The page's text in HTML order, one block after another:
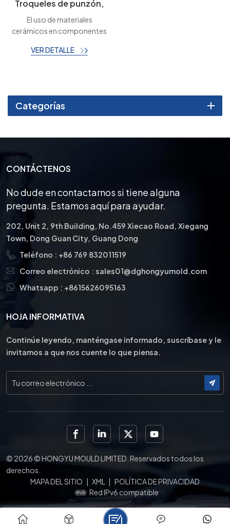
Troqueles de punzón,
fabricante de
estampado de metal,
personalizadas
El uso de materiales
cerámicos en componentes
ofrece beneficios como una
menor mantenimiento y
tiempo de inactividad, una
conductividad eléctrica.
VER DETALLE
Categorías
CONTÁCTENOS
No dude en contactarnos si tiene alguna
pregunta. Estamos aquí para ayudar.
202, Unit 2, 9th Building, No.459 Xiecao Road, Xiegang
Town, Dong Guan City, Guang Dong
Teléfono : +86 769 832011519
Correo electrónico : sales01@dghongyumold.com
Whatsapp : +8615626095163
HOJA INFORMATIVA
Continúe leyendo, manténgase informado, suscríbase y le
invitamos a que nos cuente lo que piensa.
© 2026 © HONGYU MOULD LIMITED. Reservados todos los
derechos.
MAPA DEL SITIO | XML | POLÍTICA DE PRIVACIDAD
Red IPv6 compatible